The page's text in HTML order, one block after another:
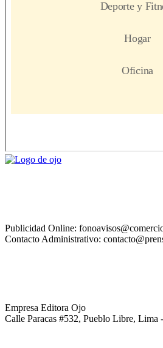
Publicidad Online:
Contacto Administrativo:
Empresa Editora Ojo
Calle Paracas #532, Pueblo Libre, Lima